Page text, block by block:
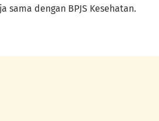
sama dengan BPJS Kesehatan.